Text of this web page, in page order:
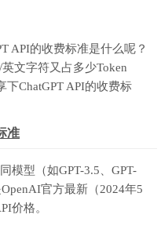
API的收费标准是什么呢？
文字符又占多少Token
下ChatGPT API的收费标
准
模型（如GPT-3.5、GPT-
官方最新（2024年5
价格。